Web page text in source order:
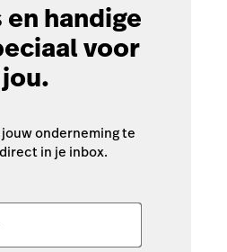
handige
voor
jou.
onderneming te
in je inbox.